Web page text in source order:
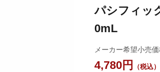
パシフィッ
0mL
メーカー希望小売
4,780